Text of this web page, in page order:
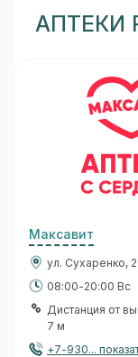
АПТЕКИ
Максавит
ул. Сухаренко,
08:00-20:00 Вс
Дистанция от
7 м
+7-930...